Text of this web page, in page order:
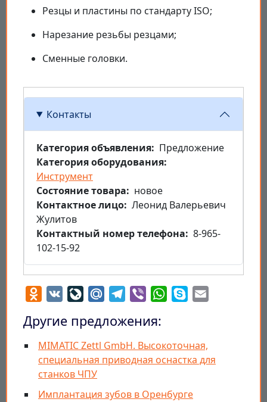
Резцы и пластины по стандарту ISO;
Нарезание резьбы резцами;
Сменные головки.
Контакты
Категория объявления
Предложение
Категория оборудования
Инструмент
Состояние товара
новое
Контактное лицо Леонид Валерьевич
Жулитов
Контактный номер телефона
8-965-
102-15-92
Odnoklassniki
VK LiveJournal
Mail.RuTelegram
Viber WhatsApp
Skype
Другие предложения:
MIMATIC Zettl GmbH. Высокоточная,
специальная приводная оснастка для
станков ЧПУ
Имплантация зубов в Оренбурге